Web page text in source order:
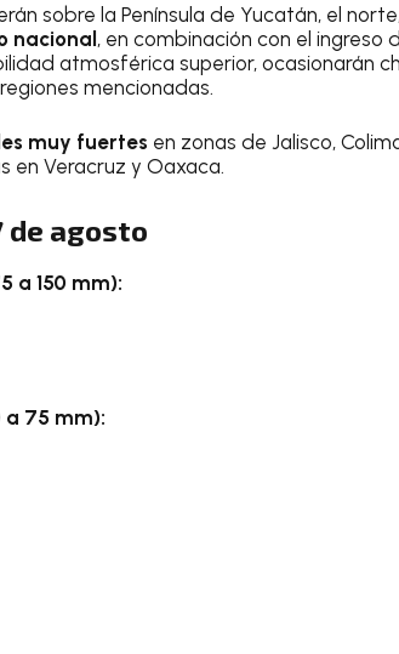
sobre la Península de Yucatán, el
nacional, en combinación con el ingreso
atmosférica superior, ocasionarán
mencionadas.
muy fuertes en zonas de Jalisco,
en Veracruz y Oaxaca.
de agosto
a 150 mm):
75 mm):